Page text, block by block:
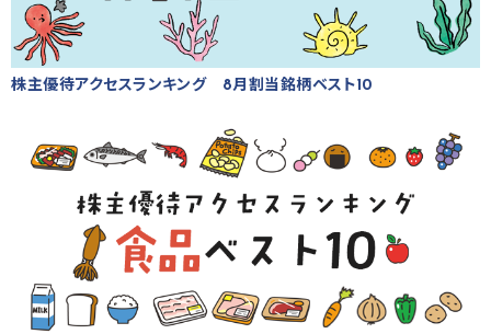
株主優待アクセスランキング 8月割当銘柄ベスト10